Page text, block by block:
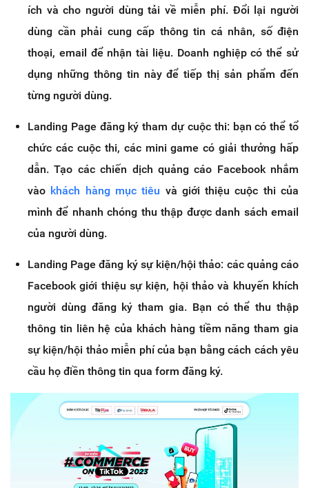
ích và cho người dùng tải về miễn phí. Đổi lại người
dùng cần phải cung cấp thông tin cá nhân, số điện
thoại, email để nhận tài liệu. Doanh nghiệp có thể sử
dụng những thông tin này để tiếp thị sản phẩm đến
từng người dùng.
Landing Page đăng ký tham dự cuộc thi: bạn có thể tổ
chức các cuộc thi, các mini game có giải thưởng hấp
dẫn. Tạo các chiến dịch quảng cáo Facebook nhắm
vào khách hàng mục tiêu và giới thiệu cuộc thi của
mình để nhanh chóng thu thập được danh sách email
của người dùng.
Landing Page đăng ký sự kiện/hội thảo: các quảng cáo
Facebook giới thiệu sự kiện, hội thảo và khuyến khích
người dùng đăng ký tham gia. Bạn có thể thu thập
thông tin liên hệ của khách hàng tiềm năng tham gia
sự kiện/hội thảo miễn phí của bạn bằng cách cách yêu
cầu họ điền thông tin qua form đăng ký.